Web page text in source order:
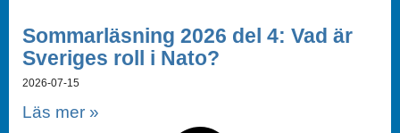
Sommarläsning 2026 del 4: Vad är
Sveriges roll i Nato?
2026-07-15
Läs mer »